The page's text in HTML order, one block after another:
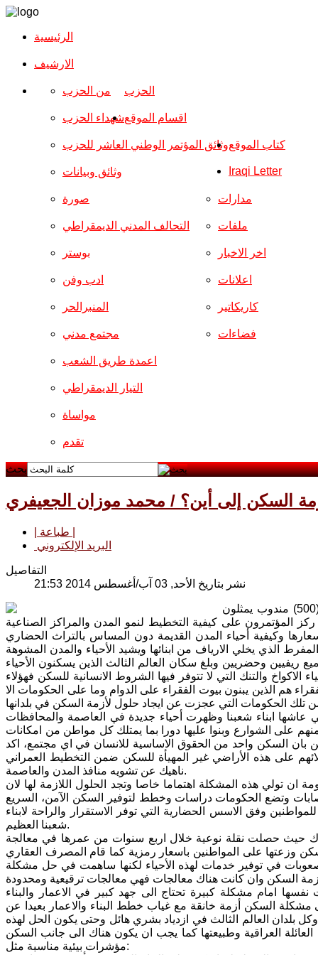
الرئيسية
الارشیف
الحزب من الحزب
شهداء الحزب
وثائق المؤتمر الوطني العاشر للحزب
وثائق وبيانات
اقسام الموقع
صورة
التحالف المدني الديمقراطي
بوستر
ادب وفن
المنبرالحر
مجتمع مدني
مدارات
ملفات
اخر الاخبار
اعلانات
كاريكاتير
فضاءات
اعمدة طريق الشعب
التيار الديمقراطي
مواساة
تقدم
كتاب الموقع
Iraqi Letter
بحث
السكن إلى أين؟ / محمد موزان الجعيفري
البريد الإلكتروني
التفاصيل
نشر بتاريخ الأحد, 03 آب/أغسطس 2014 21:53
في 31 ايار عام 1977، عقدت الامم المتحدة (مؤتمر فانكونو) في العالم بحضور (500) مندوب يمثلون
وقد ركز المؤتمرون على كيفية التخطيط لنمو المدن والمراكز الصناعية
وكيفية أحياء المدن القديمة دون المساس بالتراث الحضاري
الذي يخلي الارياف من ابنائها ويشيد الأحياء والمدن المشوهة
ريفيين وحضريين وبلغ سكان العالم الثالث الذين يسكنون الأحياء
والتنك التي لا تتوفر فيها الشروط الانسانية للسكن فهؤلاء
هم الذين يبنون بيوت الفقراء على الدوام وما على الحكومات الا
ابناء شعبنا وظهرت أحياء جديدة في العاصمة والمحافظات
على الشوارع وبنوا عليها دورا بما يمتلك كل مواطن من امكانات
بان السكن واحد من الحقوق الاساسية للانسان في اي مجتمع، اكد
على هذه الأراضي غير المهيأة للسكن ضمن التخطيط العمراني
ناهيك عن تشويه منافذ المدن والعاصمة.
تولي هذه المشكلة اهتماما خاصا وتجد الحلول اللازمة لها لان
وتضع الحكومات دراسات وخطط لتوفير السكن الآمن، السريع
وفق الاسس الحضارية التي توفر الاستقرار والراحة لابناء
شعبنا العظيم.
أزمة السكن آنذاك حيث حصلت نقلة نوعية خلال اربع سنوات من عمرها في معالجة
وزعتها على المواطنين باسعار رمزية كما قام المصرف العقاري
في توفير خدمات لهذه الأحياء لكنها ساهمت في حل مشكلة
فالدولة وجدت نفسها امام مشكلة كبيرة تحتاج الى جهد كبير في الاعمار والبناء
مشكلة السكن أزمة خانقة مع غياب خطط البناء والاعمار بعيدا عن
بلدان العالم الثالث في ازدياد بشري هائل وحتى يكون الحل لهذه
العراقية وطبيعتها كما يجب ان يكون هناك الى جانب السكن
مؤشرات بيئية مناسبة مثل: